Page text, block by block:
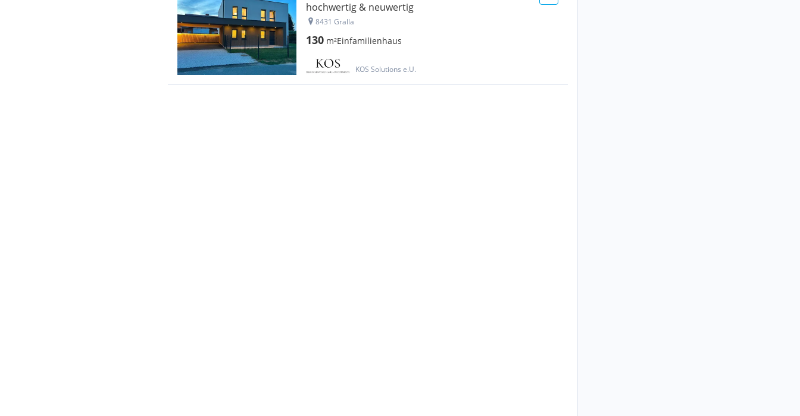
hochwertig & neuwertig
8431 Gralla
130 m²Einfamilienhaus
KOS Solutions e.U.